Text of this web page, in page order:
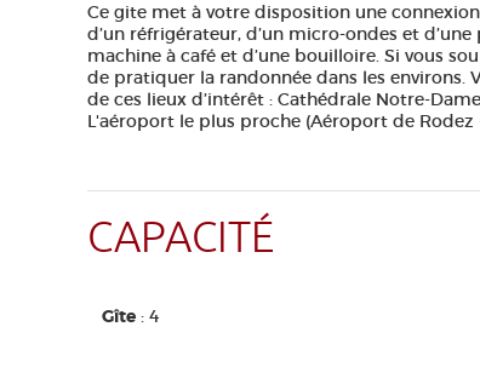
Ce gite met à votre disposition une
d’un réfrigérateur, d’un micro-ondes et
machine à café et d’une bouilloire. Si vous
de pratiquer la randonnée dans les environs.
de ces lieux d’intérêt : Cathédrale Notre-
L'aéroport le plus proche (Aéroport de Rodez
CAPACITÉ
Gîte : 4